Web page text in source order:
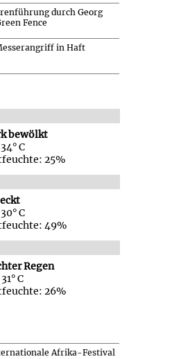
durch Georg
Fence
in Haft
bewölkt
C
25%
C
49%
Regen
C
26%
Afrika-Festival